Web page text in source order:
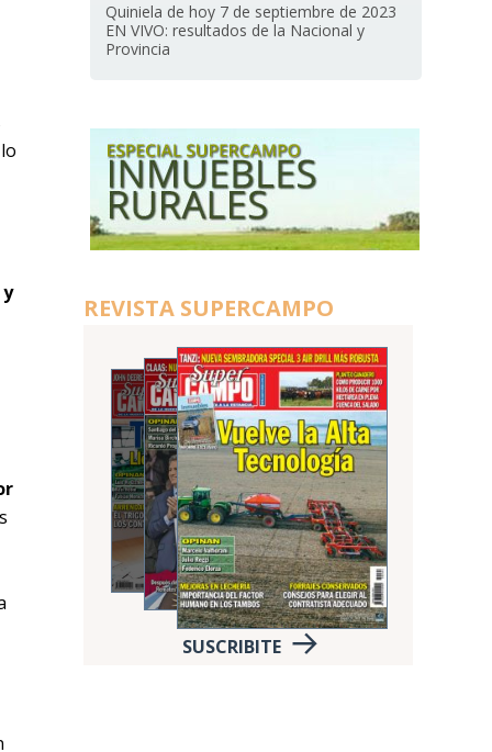
Quiniela de hoy 7 de septiembre de 2023
EN VIVO: resultados de la Nacional y
Provincia
REVISTA SUPERCAMPO
SUSCRIBITE